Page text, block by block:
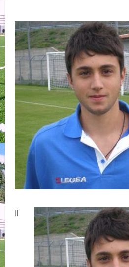
Il